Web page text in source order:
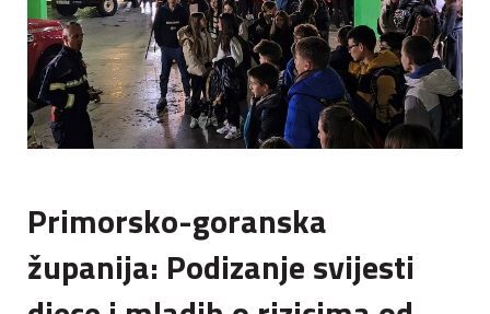
Primorsko-goranska
županija: Podizanje svijesti